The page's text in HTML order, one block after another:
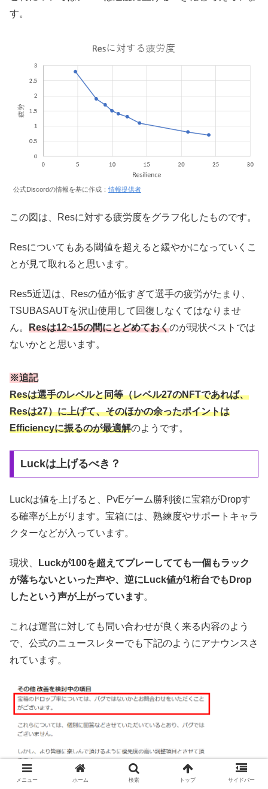
す。
公式Discordの情報を基に作成：情報提供者
この図は、Resに対する疲労度をグラフ化したものです。
Resについてもある閾値を超えると緩やかになっていくこ
とが見て取れると思います。
Res5近辺は、Resの値が低すぎて選手の疲労がたまり、
TSUBASAUTを沢山使用して回復しなくてはなりませ
ん。 Resは12~15の間にとどめておくのが現状ベストでは
ないかとと思います。
※追記
Resは選手のレベルと同等（レベル27のNFTであれば、
Resは27）に上げて、そのほかの余ったポイントは
Efficiencyに振るのが最適解のようです。
Luckは上げるべき？
Luckは値を上げると、PvEゲーム勝利後に宝箱がDropす
る確率が上がります。宝箱には、熟練度やサポートキャラ
クターなどが入っています。
現状、
Luckが100を超えてプレーしてても一個もラック
が落ちないといった声や、逆にLuck値が1桁台でもDrop
したという声が上がっています。
これは運営に対しても問い合わせが良く来る内容のよう
で、公式のニュースレターでも下記のようにアナウンスさ
れています。
メニュー ホーム 検索 トップ サイドバー